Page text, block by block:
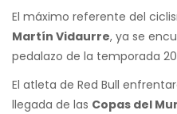
El máximo referente del
Martín Vidaurre, ya se
pedalazo de la temporada
El atleta de Red Bull
llegada de las Copas del